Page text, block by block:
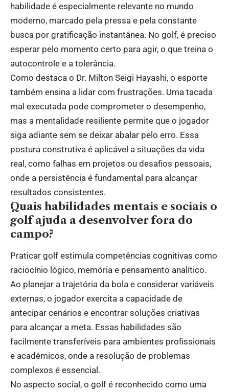
habilidade é especialmente relevante no mundo
moderno, marcado pela pressa e pela constante
busca por gratificação instantânea. No golf, é preciso
esperar pelo momento certo para agir, o que treina o
autocontrole e a tolerância.
Como destaca o Dr. Milton Seigi Hayashi, o esporte
também ensina a lidar com frustrações. Uma tacada
mal executada pode comprometer o desempenho,
mas a mentalidade resiliente permite que o jogador
siga adiante sem se deixar abalar pelo erro. Essa
postura construtiva é aplicável a situações da vida
real, como falhas em projetos ou desafios pessoais,
onde a persistência é fundamental para alcançar
resultados consistentes.
Quais habilidades mentais e sociais o
golf ajuda a desenvolver fora do
campo?
Praticar golf estimula competências cognitivas como
raciocínio lógico, memória e pensamento analítico.
Ao planejar a trajetória da bola e considerar variáveis
externas, o jogador exercita a capacidade de
antecipar cenários e encontrar soluções criativas
para alcançar a meta. Essas habilidades são
facilmente transferíveis para ambientes profissionais
e acadêmicos, onde a resolução de problemas
complexos é essencial.
No aspecto social, o golf é reconhecido como uma